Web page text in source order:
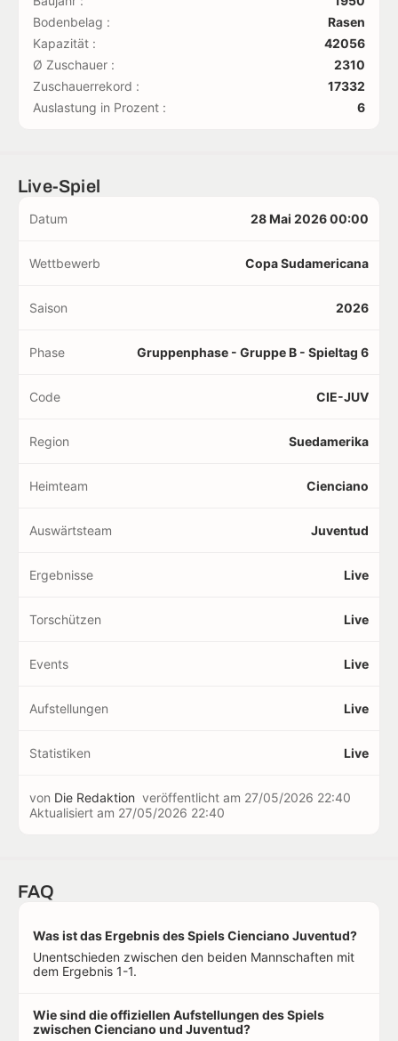
Bodenbelag :
Rasen
Kapazität :
42056
Ø Zuschauer :
2310
Zuschauerrekord :
17332
Auslastung in Prozent :
6
Live-Spiel
Datum 28 Mai 2026 00:00
Wettbewerb Copa Sudamericana
Saison 2026
Phase Gruppenphase - Gruppe B - Spieltag 6
Code CIE-JUV
Region Suedamerika
Heimteam Cienciano
Auswärtsteam Juventud
Ergebnisse Live
Torschützen Live
Events Live
Aufstellungen Live
Statistiken Live
von Die Redaktion veröffentlicht am 27/05/2026 22:40
Aktualisiert am 27/05/2026 22:40
FAQ
Was ist das Ergebnis des Spiels Cienciano Juventud?
Unentschieden zwischen den beiden Mannschaften mit
dem Ergebnis 1-1.
Wie sind die offiziellen Aufstellungen des Spiels
zwischen Cienciano und Juventud?